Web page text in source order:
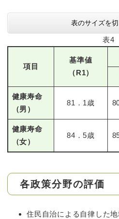
表のサイズを
表4
項目
基準値
（R1）
健康寿命
（男）
81．1歳
健康寿命
（女）
84．5歳
各政策分野の評価
住民自治による自律し